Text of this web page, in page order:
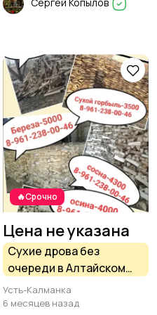
🔥Срочно
Цена не указана
Сухие дрова без
очереди в Алтайском
крае. Есть доставка.
Усть-Калманка
6 месяцев назад